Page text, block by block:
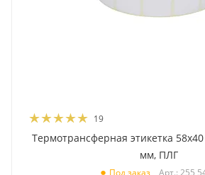
19
Термотрансферная этикетка 58x40
мм, ПЛГ
Под заказ Арт.: 255